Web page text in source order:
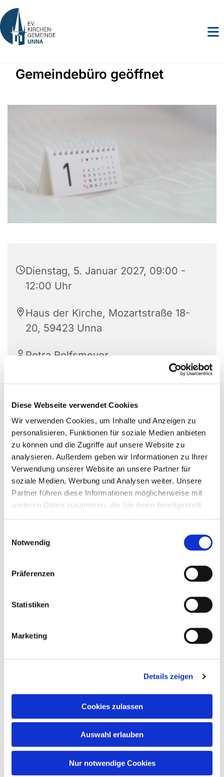
Diese Webseite verwendet Cookies
Wir verwenden Cookies, um Inhalte und Anzeigen zu
personalisieren, Funktionen für soziale Medien anbieten
zu können und die Zugriffe auf unsere Website zu
analysieren. Außerdem geben wir Informationen zu Ihrer
Verwendung unserer Website an unsere Partner für
soziale Medien, Werbung und Analysen weiter. Unsere
Partner führen diese Informationen möglicherweise mit
weiteren Daten zusammen, die Sie ihnen bereitgestellt
Notwendig
Präferenzen
Statistiken
Marketing
Details zeigen
Cookies zulassen
Auswahl erlauben
Nur notwendige Cookies
Gemeindebüro geöffnet
Dienstag, 5. Januar 2027, 09:00 -
12:00 Uhr
Haus der Kirche, Mozartstraße 18-
20, 59423 Unna
Petra Rolfsmeyer
Öffnungszeiten des Gemeindebüros :
Di bis Do 9 -12 Uhr und Mi 14-16 Uhr
Haus der Kirche, EG Raum 008
interessieren